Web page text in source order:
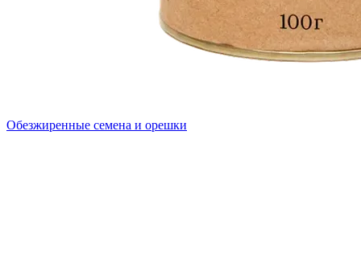
Обезжиренные семена и орешки